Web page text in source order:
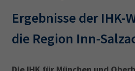
Aus- & Fortbildung
Berufszugang
Ratgeber
Suchen
Ergebnisse der IHK-
die Region Inn-